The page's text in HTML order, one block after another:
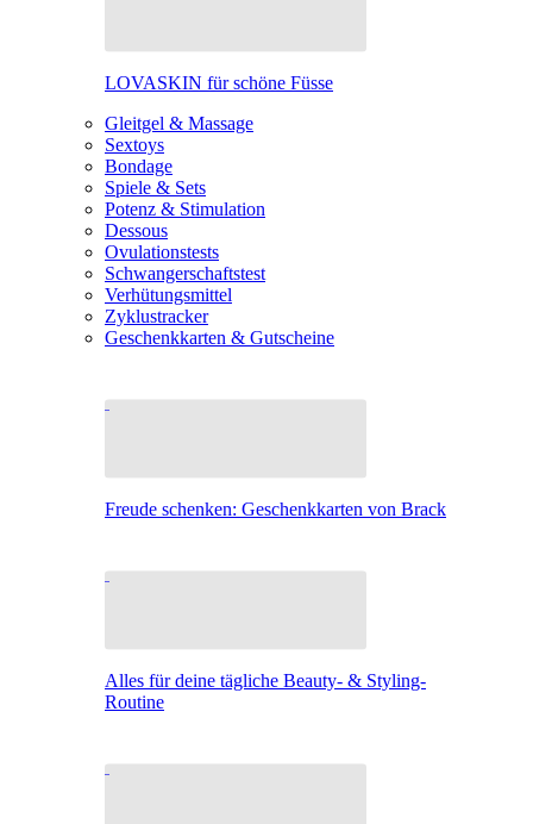
LOVASKIN für schöne Füsse
Gleitgel & Massage
Sextoys
Bondage
Spiele & Sets
Potenz & Stimulation
Dessous
Ovulationstests
Schwangerschaftstest
Verhütungsmittel
Zyklustracker
Geschenkkarten & Gutscheine
Freude schenken: Geschenkkarten von Brack
Alles für deine tägliche Beauty- & Styling-
Routine